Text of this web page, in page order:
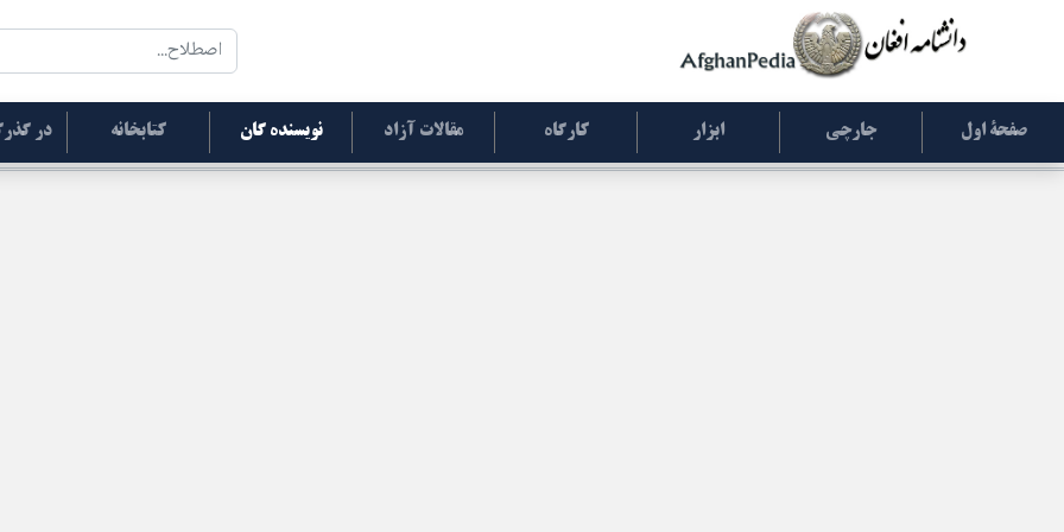
صفحۀ اول جارچی ابزار کارگاه مقالات آزاد نویسنده گان کتابخانه در